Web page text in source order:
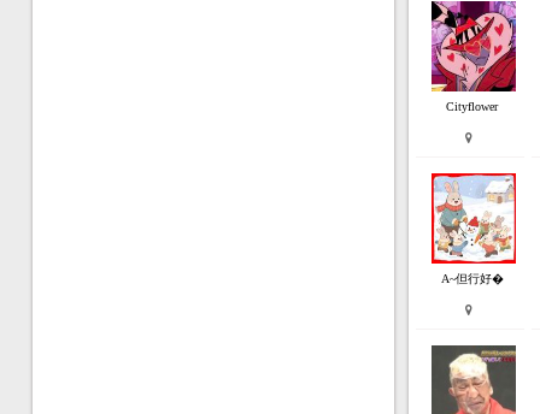
Cityflower
A~但行好�